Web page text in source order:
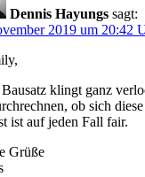
Dennis Hayungs sagt:
2019 um 20:42
klingt ganz
ob sich
ist auf jeden Fall fair.
Grüße